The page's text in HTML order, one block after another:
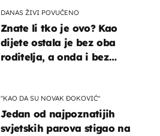
DANAS ŽIVI POVUČENO
Znate li tko je ovo? Kao
dijete ostala je bez oba
roditelja, a onda i bez
"KAO DA SU NOVAK ĐOKOVIĆ"
Jedan od najpoznatijih
svjetskih parova stigao na